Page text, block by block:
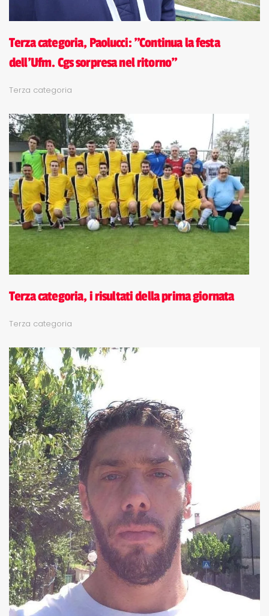
Terza categoria, Paolucci: "Continua la festa
dell'Ufm. Cgs sorpresa nel ritorno"
Terza categoria
Terza categoria, i risultati della prima giornata
Terza categoria